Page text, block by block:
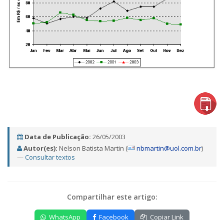
Data de Publicação: 26/05/2003
Autor(es): Nelson Batista Martin ( nbmartin@uol.com.br)
—Consultar textos
Compartilhar este artigo:
WhatsApp Facebook Copiar Link